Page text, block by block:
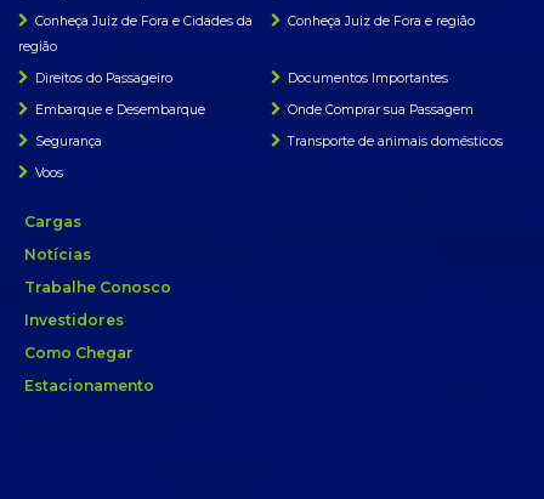
Conheça Juiz de Fora e Cidades da
região
Conheça Juiz de Fora e região
Direitos do Passageiro
Documentos Importantes
Embarque e Desembarque
Onde Comprar sua Passagem
Segurança
Transporte de animais domésticos
Voos
Cargas
Notícias
Trabalhe Conosco
Investidores
Como Chegar
Estacionamento